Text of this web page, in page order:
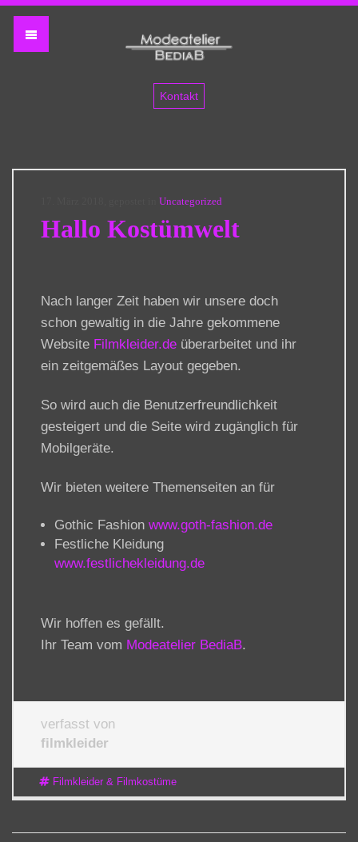
Kontakt
Uncategorized
Hallo Kostümwelt
Nach langer Zeit haben wir unsere doch
schon gewaltig in die Jahre gekommene
WebsiteFilmkleider.deüberarbeitet und ihr
ein zeitgemäßes Layout gegeben.
So wird auch die Benutzerfreundlichkeit
gesteigert und die Seite wird zugänglich für
Mobilgeräte.
Wir bieten weitere Themenseiten an für
Gothic Fashion www.goth-fashion.de
Festliche Kleidung
www.festlichekleidung.de
Wir hoffen es gefällt.
Ihr Team vom Modeatelier BediaB.
verfasst von
filmkleider
Filmkleider & Filmkostüme